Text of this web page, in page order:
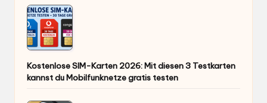
Kostenlose SIM-Karten 2026: Mit diesen 3 Testkarten
kannst du Mobilfunknetze gratis testen